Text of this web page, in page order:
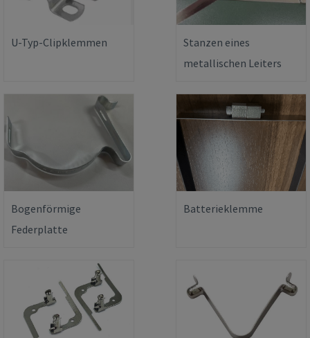
U-Typ-Clipklemmen
Stanzen eines
metallischen Leiters
Bogenförmige
Federplatte
Batterieklemme